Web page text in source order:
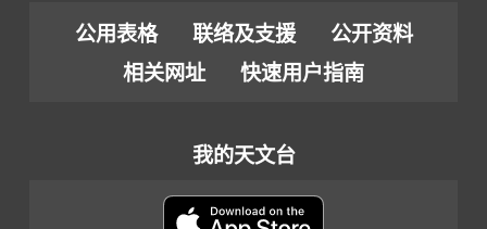
公用表格 联络及支援
公开资料
相关网址
快速用户指南
我的天文台